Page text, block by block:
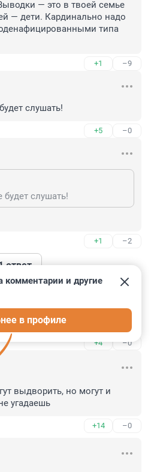
— это в твоей семье
— дети. Кардинально надо
типа
+1 –9
слушать!
+5 –0
слушать!
+1 –2
ответ
пополнять
+4 –0
комментарии и другие
в профиле
выдворить, но могут и
угадаешь
+14 –0